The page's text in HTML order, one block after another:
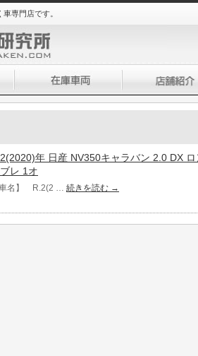
専門店です。
年 日産 NV350キャラバン 2.0 DX
レ 1オ
車名】 R.2(2 … 続きを読む →